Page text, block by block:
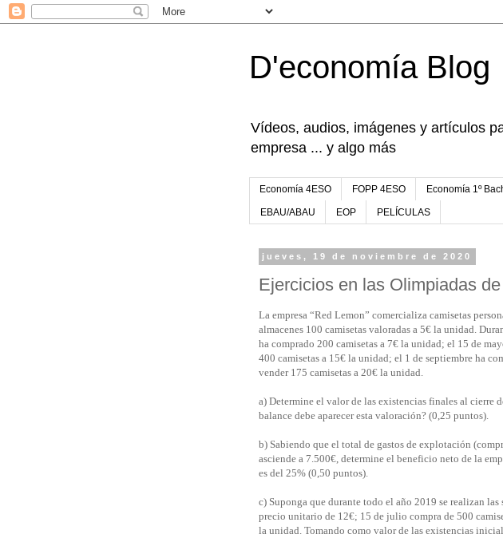
D'economía Blog
Vídeos, audios, imágenes y artículos
empresa ... y algo más
Economía 4ESO FOPP 4ESO Economía 1º
EBAU/ABAU EOP PELÍCULAS
jueves, 19 de noviembre de 2020
Ejercicios en las Olimpiadas
La empresa “Red Lemon” comercializa camisetas
almacenes 100 camisetas valoradas a 5€ la unidad.
ha comprado 200 camisetas a 7€ la unidad; el 15 de
400 camisetas a 15€ la unidad; el 1 de septiembre ha
vender 175 camisetas a 20€ la unidad.
a) Determine el valor de las existencias finales al cierre
balance debe aparecer esta valoración? (0,25 puntos).
b) Sabiendo que el total de gastos de explotación
asciende a 7.500€, determine el beneficio neto de la
es del 25% (0,50 puntos).
c) Suponga que durante todo el año 2019 se realizan
precio unitario de 12€; 15 de julio compra de 500
la unidad. Tomando como valor de las existencias